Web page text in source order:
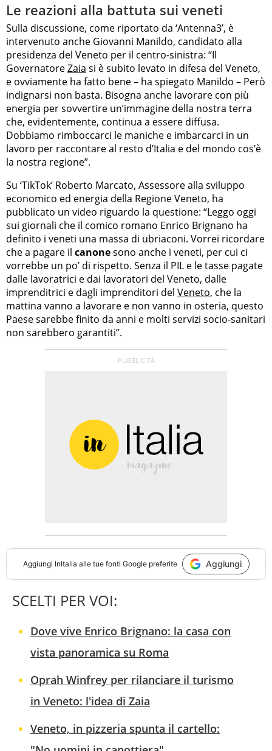
Le reazioni alla battuta sui veneti
Sulla discussione, come riportato da ‘Antenna3’, è
intervenuto anche Giovanni Manildo, candidato alla
presidenza del Veneto per il centro-sinistra: “Il
GovernatoreZaia si è subito levato in difesa del Veneto,
e ovviamente ha fatto bene – ha spiegato Manildo – Però
indignarsi non basta. Bisogna anche lavorare con più
energia per sovvertire un’immagine della nostra terra
che, evidentemente, continua a essere diffusa.
Dobbiamo rimboccarci le maniche e imbarcarci in un
lavoro per raccontare al resto d’Italia e del mondo cos’è
la nostra regione”.
Su ‘TikTok’ Roberto Marcato, Assessore alla sviluppo
economico ed energia della Regione Veneto, ha
pubblicato un video riguardo la questione: “Leggo oggi
sui giornali che il comico romano Enrico Brignano ha
definito i veneti una massa di ubriaconi. Vorrei ricordare
che a pagare il canonesono anche i veneti, per cui ci
vorrebbe un po’ di rispetto. Senza il PIL e le tasse pagate
dalle lavoratrici e dai lavoratori del Veneto, dalle
imprenditrici e dagli imprenditori del Veneto, che la
mattina vanno a lavorare e non vanno in osteria, questo
Paese sarebbe finito da anni e molti servizi socio-sanitari
non sarebbero garantiti”.
Aggiungi InItalia alle tue fonti Google preferite Aggiungi
SCELTI PER VOI:
Dove vive Enrico Brignano: la casa con
vista panoramica su Roma
Oprah Winfrey per rilanciare il turismo
in Veneto: l'idea di Zaia
Veneto, in pizzeria spunta il cartello: